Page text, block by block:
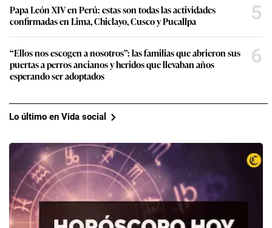
Papa León XIV en Perú: estas son todas las actividades
confirmadas en Lima, Chiclayo, Cusco y Pucallpa
5
“Ellos nos escogen a nosotros”: las familias que abrieron sus
puertas a perros ancianos y heridos que llevaban años
esperando ser adoptados
6
Lo último en Vida social